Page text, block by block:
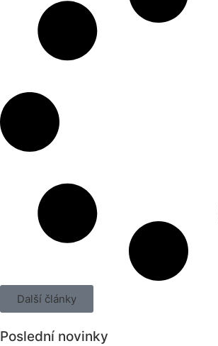
Další články
Poslední novinky